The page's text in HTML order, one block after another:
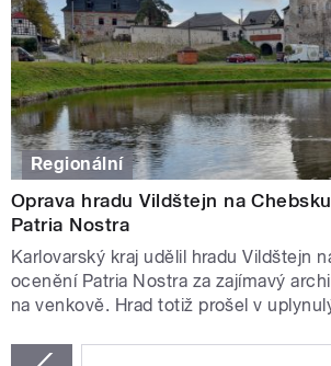
Regionální
Oprava hradu Vildštejn na
Patria Nostra
Karlovarský kraj udělil hradu Vildštejn
ocenění Patria Nostra za zajímavý
na venkově. Hrad totiž prošel v